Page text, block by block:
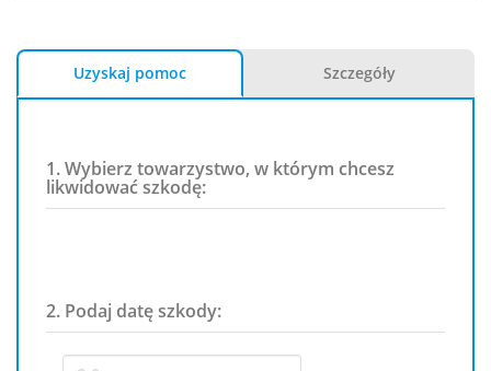
Uzyskaj pomoc Szczegóły
1. Wybierz towarzystwo, w którym chcesz
likwidować szkodę:
2. Podaj datę szkody: